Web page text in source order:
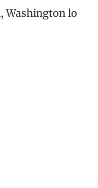
Washington lo